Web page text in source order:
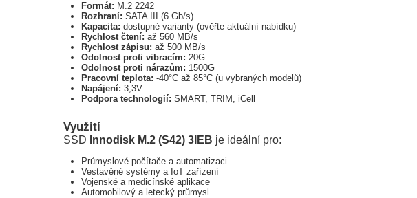
Formát: M.2 2242
Rozhraní: SATA III (6 Gb/s)
Kapacita: dostupné varianty (ověřte aktuální nabídku)
Rychlost čtení: až 560 MB/s
Rychlost zápisu: až 500 MB/s
Odolnost proti vibracím: 20G
Odolnost proti nárazům: 1500G
Pracovní teplota: -40°C až 85°C (u vybraných modelů)
Napájení: 3,3V
Podpora technologií: SMART, TRIM, iCell
Využití
SSD Innodisk M.2 (S42) 3IEB je ideální pro:
Průmyslové počítače a automatizaci
Vestavěné systémy a IoT zařízení
Vojenské a medicínské aplikace
Automobilový a letecký průmysl